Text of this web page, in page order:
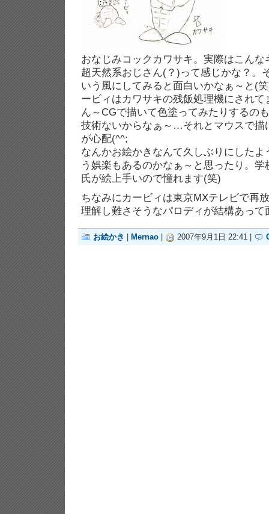
おなじみコックカワサキ。実際はこん
超天然系おじさん(？)って感じかな？。
いう風にしてみると面白いかなぁ～と(
ービィはカワサキの残飯処理機にされて
ん～CGで描いて色塗ってみたりするの
技術ないからなぁ～…それとマウスで描
が心配(^^;
なんかお絵かきなんて久しぶりにした
う娯楽もあるのかなぁ～と思ったり。
氏が絵上手いので憧れます(笑)
ちなみにカービィは東京MXテレビで再
理解し難さそうなパロディが結構あって
お絵かき Mernao 2007年9月1日 22:41 |